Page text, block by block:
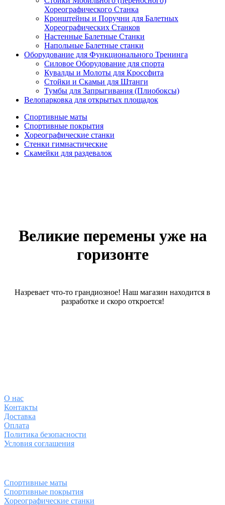
Хореографического Станка
Кронштейны и Поручни для Балетных
Хореографических Станков
Настенные Балетные Станки
Напольные Балетные станки
Оборудование для Функционального Тренинга
Силовое Оборудование для спорта
Кувалды и Молоты для Кроссфита
Стойки и Скамьи для Штанги
Тумбы для Запрыгивания (Плиобоксы)
Велопарковка для открытых площадок
Спортивные маты
Спортивные покрытия
Хореографические станки
Стенки гимнастические
Скамейки для раздевалок
Великие перемены уже на
горизонте
Назревает что-то грандиозное! Наш магазин находится в
разработке и скоро откроется!
О нас
Контакты
Доставка
Оплата
Политика безопасности
Условия соглашения
Спортивные маты
Спортивные покрытия
Хореографические станки